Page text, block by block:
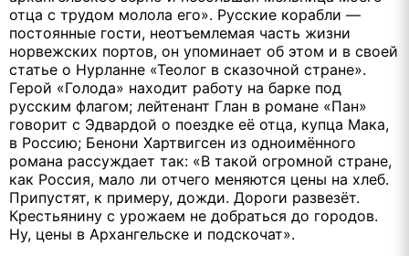
отца с трудом молола его». Русские корабли —
постоянные гости, неотъемлемая часть жизни
норвежских портов, он упоминает об этом и в своей
статье о Нурланне «Теолог в сказочной стране».
Герой «Голода» находит работу на барке под
русским флагом; лейтенант Глан в романе «Пан»
говорит с Эдвардой о поездке её отца, купца Мака,
в Россию; Бенони Хартвигсен из одноимённого
романа рассуждает так: «В такой огромной стране,
как Россия, мало ли отчего меняются цены на хлеб.
Припустят, к примеру, дожди. Дороги развезёт.
Крестьянину с урожаем не добраться до городов.
Ну, цены в Архангельске и подскочат».